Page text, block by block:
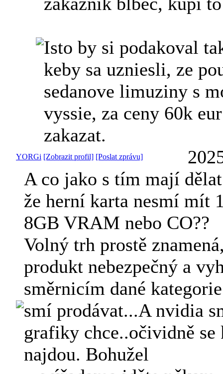
Isto by si podakoval
keby sa uzniesli, ze
sedanove limuziny s
vyssie, za ceny 60k
zakazat.
YORGi [Zobrazit profil] [Poslat zprávu]
A co jako s tím mají
že herní karta nesmí mít
8GB VRAM nebo CO??
Volný trh prostě
produkt nebezpečný a
směrnicím dané
smí prodávat...A nvidia
grafiky chce..očividně se
najdou. Bohužel